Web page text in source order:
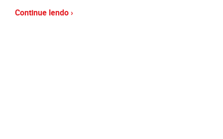
Continue lendo ›